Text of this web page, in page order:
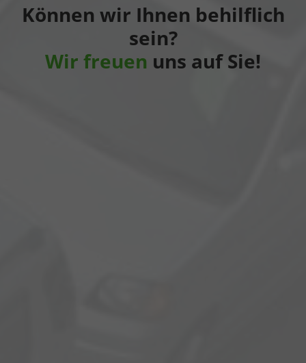
Können wir Ihnen behilflich
sein?
Wir freuen uns auf Sie!